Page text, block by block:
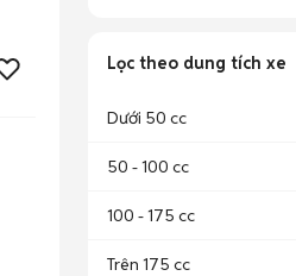
Lọc theo dung tích xe
Dưới 50 cc
50 - 100 cc
100 - 175 cc
Trên 175 cc